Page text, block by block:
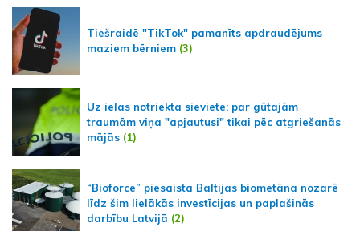
Tiešraidē "TikTok" pamanīts apdraudējums
maziem bērniem (3)
Uz ielas notriekta sieviete; par gūtajām
traumām viņa "apjautusi" tikai pēc atgriešanās
mājās (1)
“Bioforce” piesaista Baltijas biometāna nozarē
līdz šim lielākās investīcijas un paplašinās
darbību Latvijā (2)